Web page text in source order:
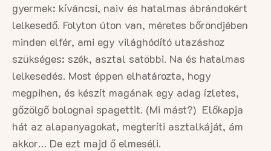
gyermek: kíváncsi, naiv és hatalmas ábrándokért
lelkesedő. Folyton úton van, méretes bőröndjében
minden elfér, ami egy világhódító utazáshoz
szükséges: szék, asztal satöbbi. Na és hatalmas
lelkesedés. Most éppen elhatározta, hogy
megpihen, és készít magának egy adag ízletes,
gőzölgő bolognai spagettit. (Mi mást?) Előkapja
hát az alapanyagokat, megteríti asztalkáját, ám
akkor… De ezt majd ő elmeséli.